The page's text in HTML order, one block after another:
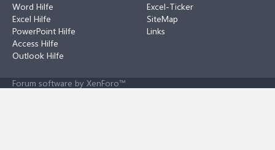
Word Hilfe
Excel Hilfe
PowerPoint Hilfe
Access Hilfe
Outlook Hilfe
Excel-Ticker
SiteMap
Links
Forum software by XenForo™